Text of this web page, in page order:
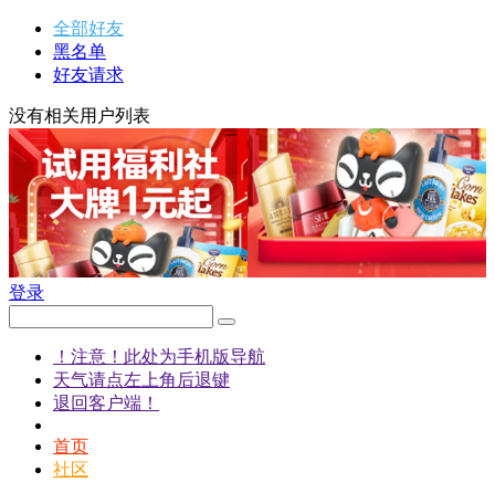
全部好友
黑名单
好友请求
没有相关用户列表
登录
！注意！此处为手机版导航
天气请点左上角后退键
退回客户端！
首页
社区